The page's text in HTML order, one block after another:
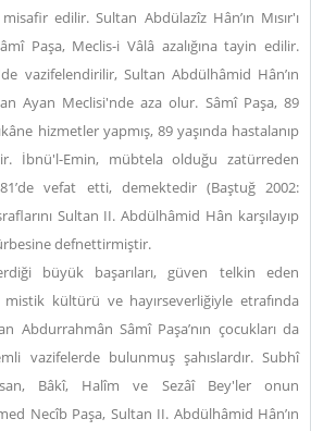
edilir. Sultan Abdülazîz Hân’ın Mısır'ı
Paşa, Meclis-i Vâlâ azalığına tayin edilir.
vazifelendirilir, Sultan Abdülhâmid Hân’ın
Ayan Meclisi'nde aza olur. Sâmî Paşa, 89
hizmetler yapmış, 89 yaşında hastalanıp
İbnü'l-Emin, mübtela olduğu zatürreden
vefat etti, demektedir (Baştuğ 2002:
Sultan II. Abdülhâmid Hân karşılayıp
defnettirmiştir.
büyük başarıları, güven telkin eden
kültürü ve hayırseverliğiyle etrafında
Abdurrahmân Sâmî Paşa’nın çocukları da
vazifelerde bulunmuş şahıslardır. Subhî
Bâkî, Halîm ve Sezâî Bey'ler onun
Necîb Paşa, Sultan II. Abdülhâmid Hân’ın